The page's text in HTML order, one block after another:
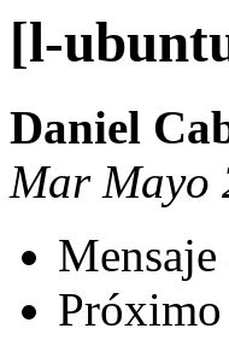
[l-
Daniel
Mar Mayo
Próximo